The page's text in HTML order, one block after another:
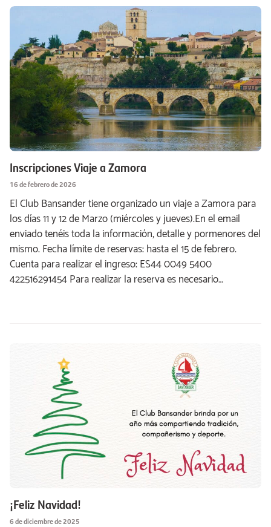
Inscripciones Viaje a Zamora
16 de febrero de 2026
El Club Bansander tiene organizado un viaje a Zamora para
los días 11 y 12 de Marzo (miércoles y jueves).En el email
enviado tenéis toda la información, detalle y pormenores del
mismo. Fecha límite de reservas: hasta el 15 de febrero.
Cuenta para realizar el ingreso: ES44 0049 5400
422516291454 Para realizar la reserva es necesario…
¡Feliz Navidad!
6 de diciembre de 2025